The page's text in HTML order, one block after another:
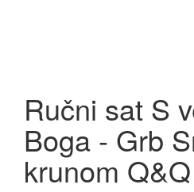
Ručni sat S
Boga - Grb
krunom